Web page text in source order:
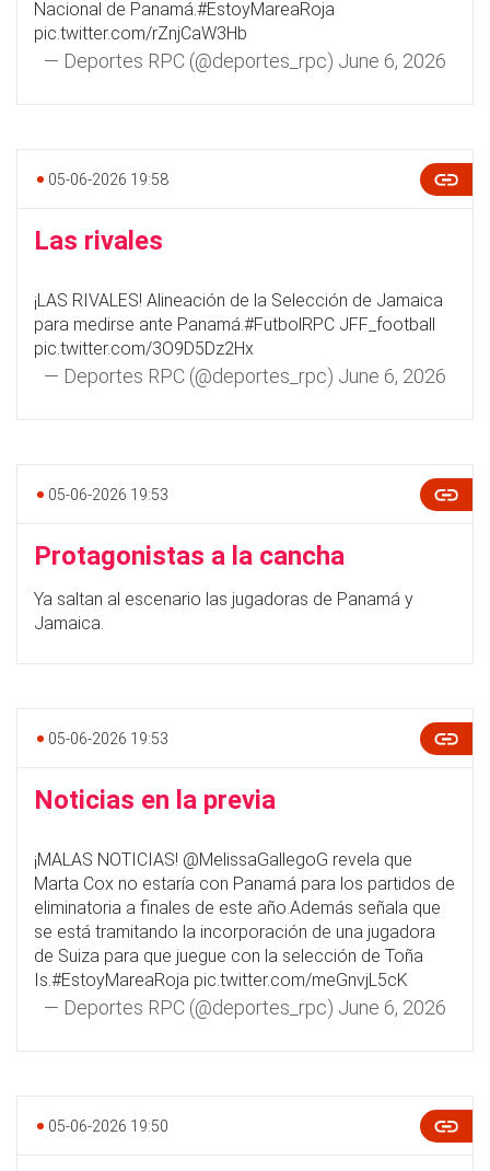
Nacional de Panamá.#EstoyMareaRoja
pic.twitter.com/rZnjCaW3Hb
— Deportes RPC (@deportes_rpc) June 6, 2026
05-06-2026 19:58
Las rivales
¡LAS RIVALES! Alineación de la Selección de Jamaica
para medirse ante Panamá.#FutbolRPC JFF_football
pic.twitter.com/3O9D5Dz2Hx
— Deportes RPC (@deportes_rpc) June 6, 2026
05-06-2026 19:53
Protagonistas a la cancha
Ya saltan al escenario las jugadoras de Panamá y
Jamaica.
05-06-2026 19:53
Noticias en la previa
¡MALAS NOTICIAS! @MelissaGallegoG revela que
Marta Cox no estaría con Panamá para los partidos de
eliminatoria a finales de este año.Además señala que
se está tramitando la incorporación de una jugadora
de Suiza para que juegue con la selección de Toña
Is.#EstoyMareaRoja pic.twitter.com/meGnvjL5cK
— Deportes RPC (@deportes_rpc) June 6, 2026
05-06-2026 19:50